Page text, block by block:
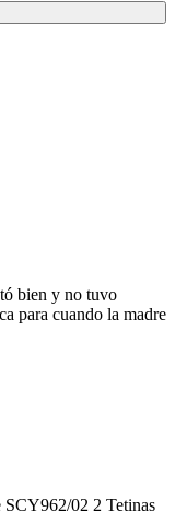
bien y no tuvo
para cuando la madre
SCY962/02 2 Tetinas